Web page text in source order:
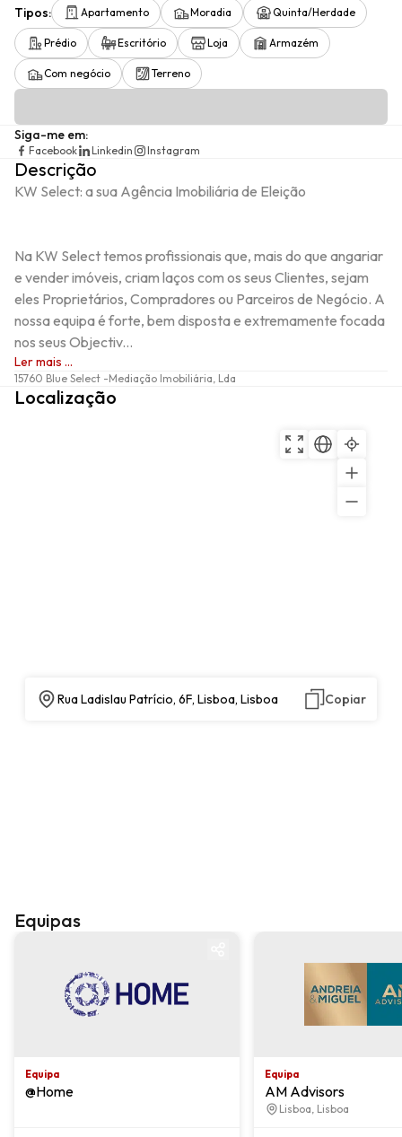
Tipos: Apartamento Moradia Quinta/Herdade
Prédio Escritório Loja Armazém
Com negócio Terreno
Siga-me em:
Facebook Linkedin Instagram
Descrição
KW Select: a sua Agência Imobiliária de Eleição
Na KW Select temos profissionais que, mais do que angariar
e vender imóveis, criam laços com os seus Clientes, sejam
eles Proprietários, Compradores ou Parceiros de Negócio. A
nossa equipa é forte, bem disposta e extremamente focada
nos seus Objectiv...
Ler mais ...
15760 Blue Select -Mediação Imobiliária, Lda
Localização
Rua Ladislau Patrício, 6F, Lisboa, Lisboa Copiar
Equipas
Equipa
@Home
Equipa
AM Advisors
Lisboa, Lisboa